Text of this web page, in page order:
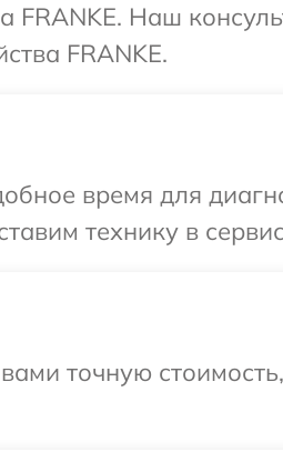
FRANKE. Наш
FRANKE.
время для
технику в
точную